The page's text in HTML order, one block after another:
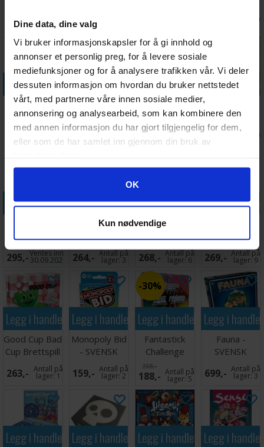
Dine data, dine valg
Vi bruker informasjonskapsler for å gi innhold og
annonser et personlig preg, for å levere sosiale
mediefunksjoner og for å analysere trafikken vår. Vi deler
dessuten informasjon om hvordan du bruker nettstedet
vårt, med partnerne våre innen sosiale medier,
annonsering og analysearbeid, som kan kombinere den
med annen informasjon du har gjort tilgjengelig for dem,
eller som de har samlet inn gjennom din bruk av
Googles retningslinjer for personvern
OK
Kun nødvendige
298,- Antall på
lager: 2 238,- Antall på
Legg i handlekurven
Fruitoplay
Kortspill
289,-30.09.2026
Legg i handlekurven
AdUndas
Brettspill
178,- Antall på
lager:1
Legg i handlekurven
30%
Second Guess
Brettspill
224,-
157,- Antall på
lager:5
Legg i
POP Kortspill
219,- Antall på
Legg i handlekurven
295,-Ventes inn
30.09.2026
Legg i handlekurven
Spioner
264,- Antall på
lager:3
Legg i handlekurven
Fishing
Norsk
268,- Antall på
lager:6
Legg i
Brettspill
269,- Antall på
lager:9
Legg i handlekurven
Good Cup Bad
Cup Brettspill
263,- Antall på
lager:1
Legg i handlekurven
Monopoly Bid
- SVENSK
159,- Antall på
lager:2
Legg i handlekurven
30%
Fantastick
Challenge
Brettspill
268,-
188,- Antall på
lager:5
Legg i
Fauna -
SVENSK
699,- Antall på
lager:3
Legg i handlekurvenLegg i handlekurvenLegg i handlekurven
Legg i